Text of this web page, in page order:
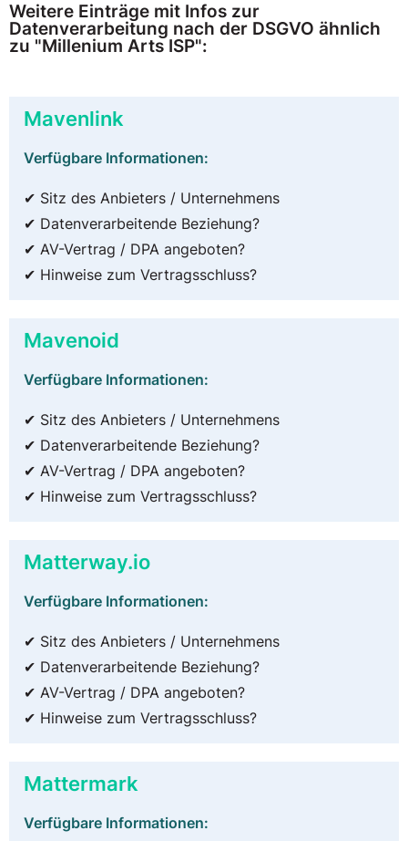
Weitere Einträge mit Infos zur
Datenverarbeitung nach der DSGVO ähnlich
zu "Millenium Arts ISP":
Mavenlink
Verfügbare Informationen:
✔ Sitz des Anbieters / Unternehmens
✔ Datenverarbeitende Beziehung?
✔ AV-Vertrag / DPA angeboten?
✔ Hinweise zum Vertragsschluss?
Mavenoid
Verfügbare Informationen:
✔ Sitz des Anbieters / Unternehmens
✔ Datenverarbeitende Beziehung?
✔ AV-Vertrag / DPA angeboten?
✔ Hinweise zum Vertragsschluss?
Matterway.io
Verfügbare Informationen:
✔ Sitz des Anbieters / Unternehmens
✔ Datenverarbeitende Beziehung?
✔ AV-Vertrag / DPA angeboten?
✔ Hinweise zum Vertragsschluss?
Mattermark
Verfügbare Informationen: